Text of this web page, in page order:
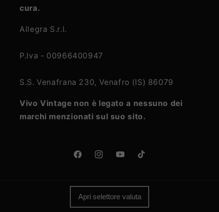
cura.
Allegra S.r.l.
P.Iva - 00966400947
S.S. Venafrana 230, Venafro (IS) 86079
Vivo Vintage non è legato a nessuno dei
marchi menzionati sul suo sito.
FacebookInstagramYouTubeTikTok
Apri selettore valuta